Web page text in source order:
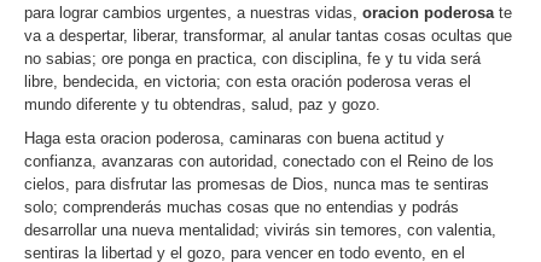
para lograr cambios urgentes, a nuestras vidas, oracion poderosa te
va a despertar, liberar, transformar, al anular tantas cosas ocultas que
no sabias; ore ponga en practica, con disciplina, fe y tu vida será
libre, bendecida, en victoria; con esta oración poderosa veras el
mundo diferente y tu obtendras, salud, paz y gozo.
Haga esta oracion poderosa, caminaras con buena actitud y
confianza, avanzaras con autoridad, conectado con el Reino de los
cielos, para disfrutar las promesas de Dios, nunca mas te sentiras
solo; comprenderás muchas cosas que no entendias y podrás
desarrollar una nueva mentalidad; vivirás sin temores, con valentia,
sentiras la libertad y el gozo, para vencer en todo evento, en el